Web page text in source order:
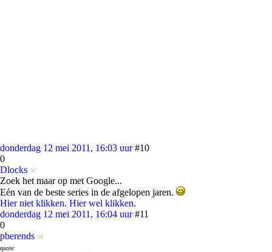
donderdag 12 mei 2011, 16:03 uur #10
0
Dlocks
Zoek het maar op met Google...
Eén van de beste series in de afgelopen jaren.
Hier niet klikken. Hier wel klikken.
donderdag 12 mei 2011, 16:04 uur #11
0
pberends
quote: